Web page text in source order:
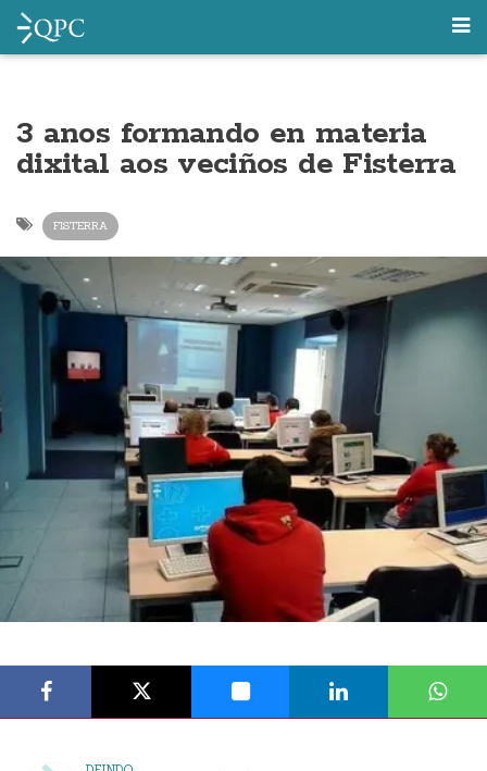
3 anos formando en materia
dixital aos veciños de Fisterra
FISTERRA